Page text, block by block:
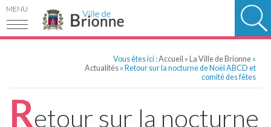
MENU
Vous êtes ici :Accueil » La Ville de Brionne »
Actualités » Retour sur la nocturne de Noël ABCD et
comité des fêtes
Retour sur la nocturne